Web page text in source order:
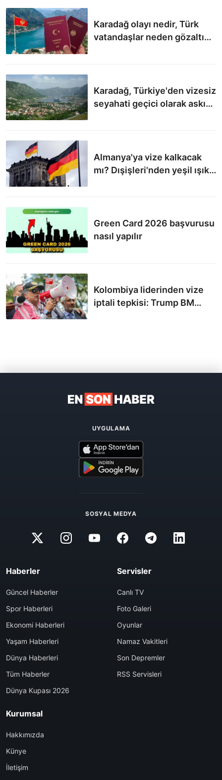
Karadağ olayı nedir, Türk
vatandaşlar neden gözaltına
Karadağ, Türkiye'den vizesiz
seyahati geçici olarak askıya
Almanya'ya vize kalkacak
mı? Dışişleri'nden yeşil ışık!
Green Card 2026 başvurusu
nasıl yapılır
Kolombiya liderinden vize
iptali tepkisi: Trump BM
UYGULAMA
SOSYAL MEDYA
Haberler
Güncel Haberler
Spor Haberleri
Ekonomi Haberleri
Yaşam Haberleri
Dünya Haberleri
Tüm Haberler
Dünya Kupası 2026
Servisler
Canlı TV
Foto Galeri
Oyunlar
Namaz Vakitleri
Son Depremler
RSS Servisleri
Kurumsal
Hakkımızda
Künye
İletişim